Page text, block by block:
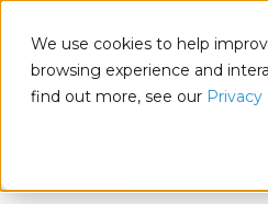
We use cookies to help
browsing experience and
find out more, see our Privacy
IRONSOFTWARE
PRODUCTOS
EMPRESA